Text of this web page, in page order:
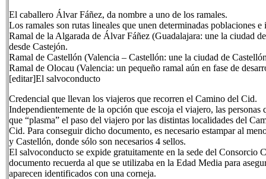
El caballero Álvar Fáñez, da nombre a uno de los ramales.
Los ramales son rutas lineales que unen determinadas poblaciones
Ramal de la Algarada de Álvar Fáñez (Guadalajara: une la ciudad
desde Castejón.
Ramal de Castellón (Valencia – Castellón: une la ciudad de
Ramal de Olocau (Valencia: un pequeño ramal aún en fase de
[editar]El salvoconducto
Credencial que llevan los viajeros que recorren el Camino del Cid.
Independientemente de la opción que escoja el viajero, las
que “plasma” el paso del viajero por las distintas localidades del
Cid. Para conseguir dicho documento, es necesario estampar al
y Castellón, donde sólo son necesarios 4 sellos.
El salvoconducto se expide gratuitamente en la sede del
documento recuerda al que se utilizaba en la Edad Media para
aparecen identificados con una corneja.